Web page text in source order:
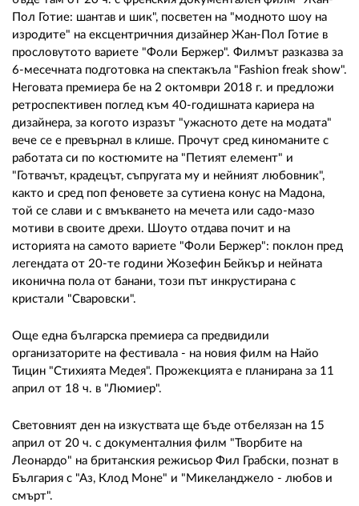
Пол Готие: шантав и шик", посветен на "модното шоу на
изродите" на ексцентричния дизайнер Жан-Пол Готие в
прословутото вариете "Фоли Бержер". Филмът разказва за
6-месечната подготовка на спектакъла "Fashion freak show".
Неговата премиера бе на 2 октомври 2018 г. и предложи
ретроспективен поглед към 40-годишната кариера на
дизайнера, за когото изразът "ужасното дете на модата"
вече се е превърнал в клише. Прочут сред киноманите с
работата си по костюмите на "Петият елемент" и
"Готвачът, крадецът, съпругата му и нейният любовник",
както и сред поп феновете за сутиена конус на Мадона,
той се слави и с вмъкването на мечета или садо-мазо
мотиви в своите дрехи. Шоуто отдава почит и на
историята на самото вариете "Фоли Бержер": поклон пред
легендата от 20-те години Жозефин Бейкър и нейната
иконична пола от банани, този път инкрустирана с
кристали "Сваровски".
Още една българска премиера са предвидили
организаторите на фестивала - на новия филм на Найо
Тицин "Стихията Медея". Прожекцията е планирана за 11
април от 18 ч. в "Люмиер".
Световният ден на изкуствата ще бъде отбелязан на 15
април от 20 ч. с документалния филм "Творбите на
Леонардо" на британския режисьор Фил Грабски, познат в
България с "Аз, Клод Моне" и "Микеланджело - любов и
смърт".